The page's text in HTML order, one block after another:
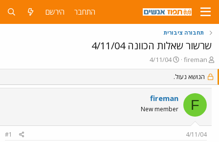
התחבר הירשם
תחבורה ציבורית
שרשור שאלות הכוונה 4/11/04
פ
ו
ת
ח
נ
fireman
פ
ו
ס
ב
ת
4/11/04
הנושא נעול.
F
fireman
New member
4/11/04
#1